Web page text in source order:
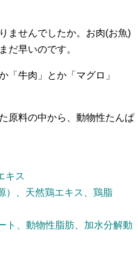
ませんでしたか。お肉(お魚)
だ早いのです。
「牛肉」とか「マグロ」
原料の中から、動物性たんぱ
キス
）、天然鶏エキス、鶏脂
ト、動物性脂肪、加水分解動